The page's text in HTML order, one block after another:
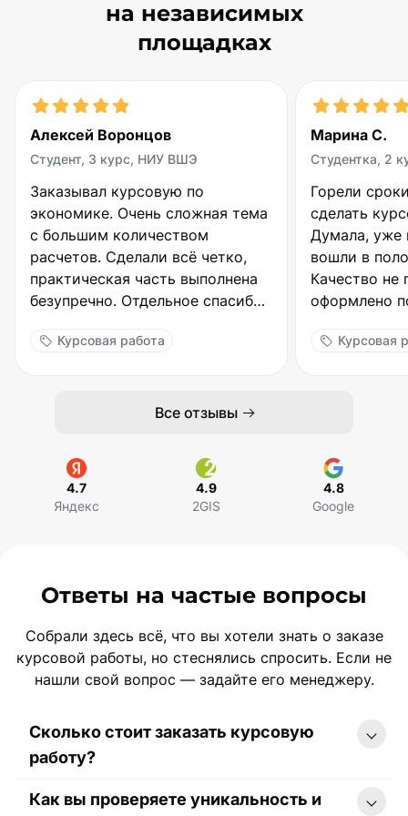
на независимых
площадках
НИУ ВШЭ
по
сложная тема
всё четко,
часть выполнена
спасибо
Студентка, 2 курс, МГУ
Курсовая работа
Горели сроки, нужно было
сделать курсовую за 4 дня.
Думала, уже не успею. Ребята
вошли в положение и
Качество не пострадало, все
оформлено по ГОСТу.
раза, даже бесплатые
Все отзывы
4.7
Яндекс
4.9
2GIS
4.8
Google
Ответы на частые вопросы
Собрали здесь всё, что вы хотели знать о заказе
курсовой работы, но стеснялись спросить. Если не
нашли свой вопрос — задайте его менеджеру.
Сколько стоит заказать курсовую
работу?
Стоимость курсовой работы начинается
Как вы проверяете уникальность и